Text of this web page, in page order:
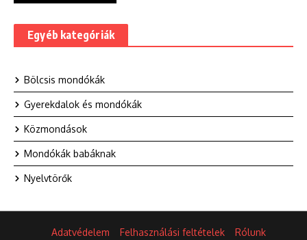
Egyéb kategóriák
Bölcsis mondókák
Gyerekdalok és mondókák
Közmondások
Mondókák babáknak
Nyelvtörők
Adatvédelem Felhasználási feltételek
Rólunk